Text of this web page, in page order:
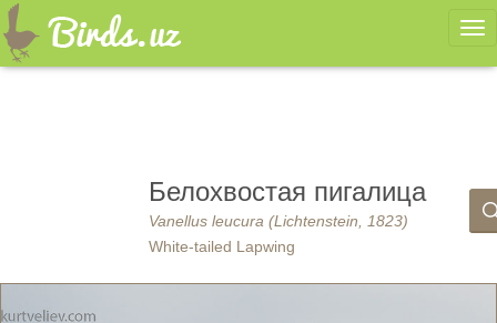
Белохвостая пигалица
Vanellus leucura (Lichtenstein, 1823)
White-tailed Lapwing